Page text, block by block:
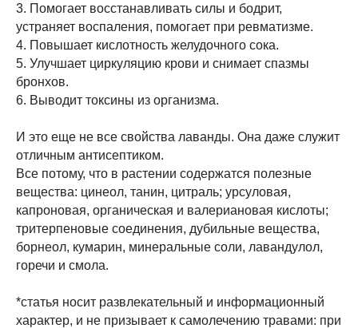
3. Помогает восстанавливать силы и бодрит,
устраняет воспаления, помогает при ревматизме.
4. Повышает кислотность желудочного сока.
5. Улучшает циркуляцию крови и снимает спазмы
бронхов.
6. Выводит токсины из организма.
И это еще не все свойства лаванды. Она даже служит
отличным антисептиком.
Все потому, что в растении содержатся полезные
вещества: цинеол, танин, цитраль; урсуловая,
капроновая, органическая и валериановая кислоты;
тритерпеновые соединения, дубильные вещества,
борнеол, кумарин, минеральные соли, лавандулол,
горечи и смола.
*статья носит развлекательный и информационный
характер, и не призывает к самолечению травами: при